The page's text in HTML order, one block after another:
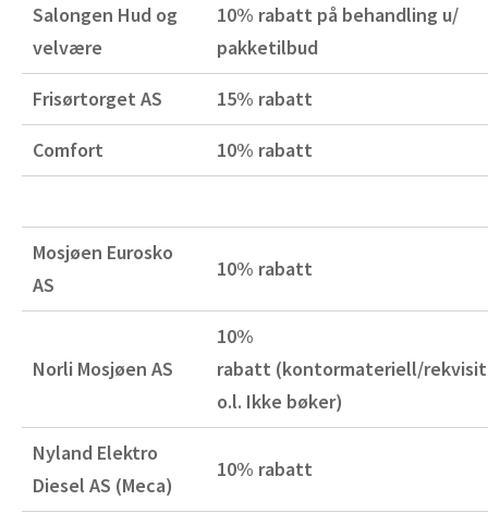
Salongen Hud og
velvære
10% rabatt på behandling u/
pakketilbud
Frisørtorget AS 15% rabatt
Comfort 10% rabatt
Mosjøen Eurosko
AS
10% rabatt
Norli Mosjøen AS
10%
rabatt (kontormateriell/
o.l. Ikke bøker)
Nyland Elektro
Diesel AS (Meca)
10% rabatt